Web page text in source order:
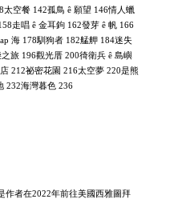
空餐 142孤鳥 ê 願望 146情人蠟
走唱 ê 金耳鉤 162發芽 ê 帆 166
海 178馴狗者 182艋舺 184迷失
旅 196觀光厝 200徛衛兵 ê 島嶼
212祕密花園 216太空夢 220是熊
232海灣暮色 236
作者在2022年前往美國西雅圖拜